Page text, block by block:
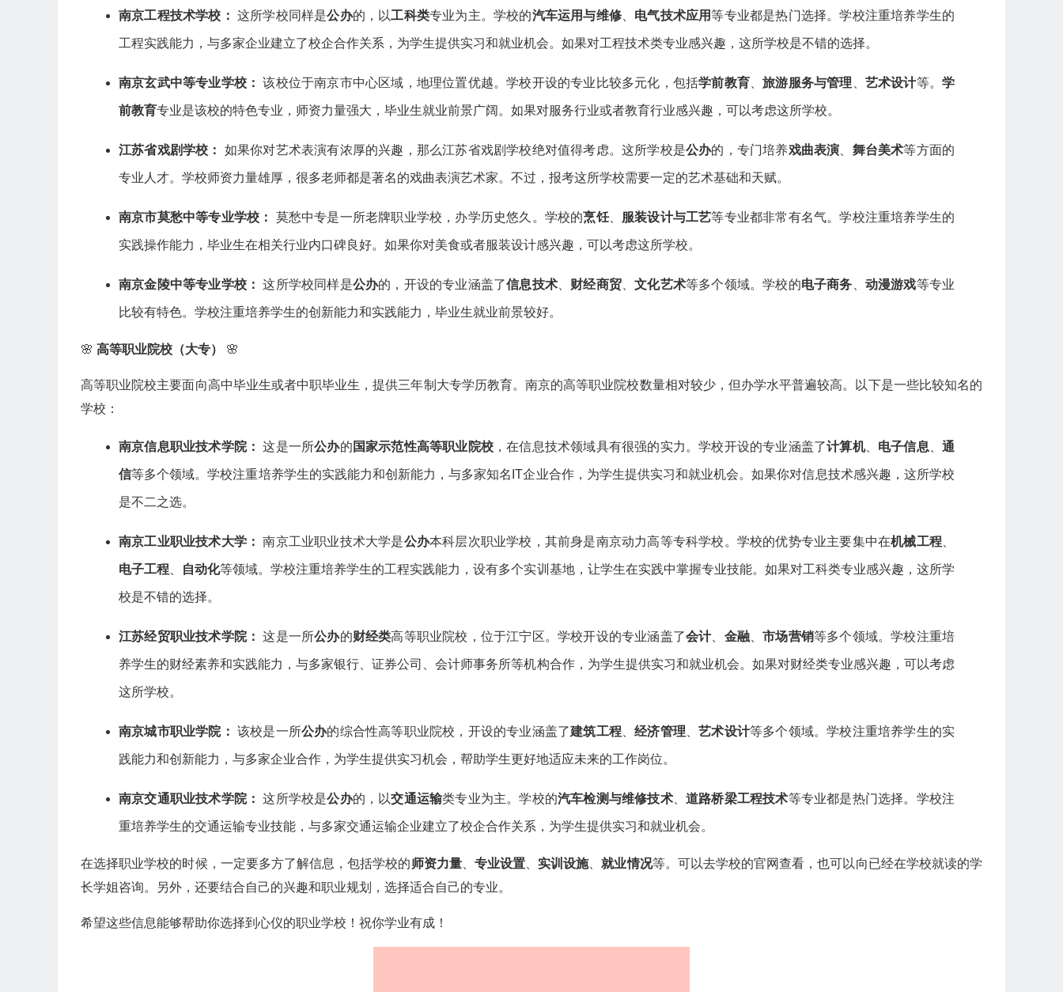
南京工程技术学校： 这所学校同样是公办的，以工科类专业为主。学校的汽车运用与维修 电气技术应用等专业都是热门选择。学校注重培养学生的
工程实践能力，与多家企业建立了校企合作关系，为学生提供实习和就业机会。如果对工程技术类专业感兴趣，这所学校是不错的选择。
南京玄武中等专业学校： 该校位于南京市中心区域，地理位置优越。学校开设的专业比较多元化，包括学前教育 、旅游服务与管理 艺术设计等。学
前教育专业是该校的特色专业，师资力量强大，毕业生就业前景广阔。如果对服务行业或者教育行业感兴趣，可以考虑这所学校。
江苏省戏剧学校： 如果你对艺术表演有浓厚的兴趣，那么江苏省戏剧学校绝对值得考虑。这所学校是公办的，专门培养戏曲表演 舞台美术等方面的
专业人才。学校师资力量雄厚，很多老师都是著名的戏曲表演艺术家。不过，报考这所学校需要一定的艺术基础和天赋。
南京市莫愁中等专业学校： 莫愁中专是一所老牌职业学校，办学历史悠久。学校的烹饪、 服装设计与工艺等专业都非常有名气。学校注重培养学生的
实践操作能力，毕业生在相关行业内口碑良好。如果你对美食或者服装设计感兴趣，可以考虑这所学校。
南京金陵中等专业学校： 这所学校同样是公办的，开设的专业涵盖了信息技术 财经商贸 、文化艺术等多个领域。学校的电子商务 动漫游戏等专业
比较有特色。学校注重培养学生的创新能力和实践能力，毕业生就业前景较好。
🌸 高等职业院校（大专） 🌸
高等职业院校主要面向高中毕业生或者中职毕业生，提供三年制大专学历教育。南京的高等职业院校数量相对较少，但办学水平普遍较高。以下是一些比较知名的
学校：
南京信息职业技术学院： 这是一所公办的 国家示范性高等职业院校 ，在信息技术领域具有很强的实力。学校开设的专业涵盖了计算机、 电子信息 、通
信等多个领域。学校注重培养学生的实践能力和创新能力，与多家知名IT企业合作，为学生提供实习和就业机会。如果你对信息技术感兴趣，这所学校
是不二之选。
南京工业职业技术大学： 南京工业职业技术大学是公办本科层次职业学校，其前身是南京动力高等专科学校。学校的优势专业主要集中在机械工程
电子工程 自动化等领域。学校注重培养学生的工程实践能力，设有多个实训基地，让学生在实践中掌握专业技能。如果对工科类专业感兴趣，这所学
校是不错的选择。
江苏经贸职业技术学院： 这是一所公办的财经类高等职业院校，位于江宁区。学校开设的专业涵盖了会计、 金融 、市场营销等多个领域。学校注重培
养学生的财经素养和实践能力，与多家银行、证券公司、会计师事务所等机构合作，为学生提供实习和就业机会。如果对财经类专业感兴趣，可以考虑
这所学校。
南京城市职业学院： 该校是一所公办的综合性高等职业院校，开设的专业涵盖了建筑工程 、经济管理 、艺术设计等多个领域。学校注重培养学生的实
践能力和创新能力，与多家企业合作，为学生提供实习机会，帮助学生更好地适应未来的工作岗位。
南京交通职业技术学院： 这所学校是公办的，以交通运输类专业为主。学校的汽车检测与维修技术、道路桥梁工程技术等专业都是热门选择。学校注
重培养学生的交通运输专业技能，与多家交通运输企业建立了校企合作关系，为学生提供实习和就业机会。
在选择职业学校的时候，一定要多方了解信息，包括学校的师资力量、 专业设置 、实训设施、就业情况等。可以去学校的官网查看，也可以向已经在学校就读的学
长学姐咨询。另外，还要结合自己的兴趣和职业规划，选择适合自己的专业。
希望这些信息能够帮助你选择到心仪的职业学校！祝你学业有成！